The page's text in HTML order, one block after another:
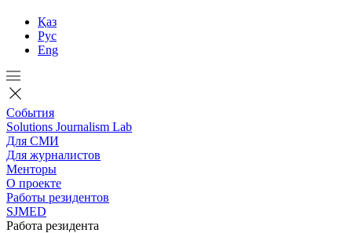
Қаз
Рус
Eng
События
Solutions Journalism Lab
Для СМИ
Для журналистов
Менторы
О проекте
Работы резидентов
SJMED
Работа резидента